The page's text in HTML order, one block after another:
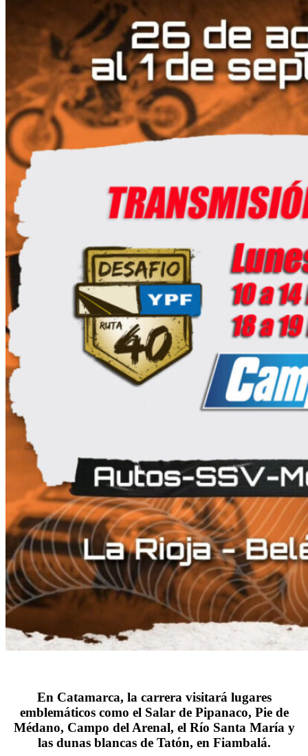
En Catamarca, la carrera visitará lugares
emblemáticos como el Salar de Pipanaco, Pie de
Médano, Campo del Arenal, el Río Santa María y
las dunas blancas de Tatón, en Fiambalá.